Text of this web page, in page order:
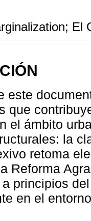
El
este
que
el ámbito
la
retoma
Reforma
principios
en el